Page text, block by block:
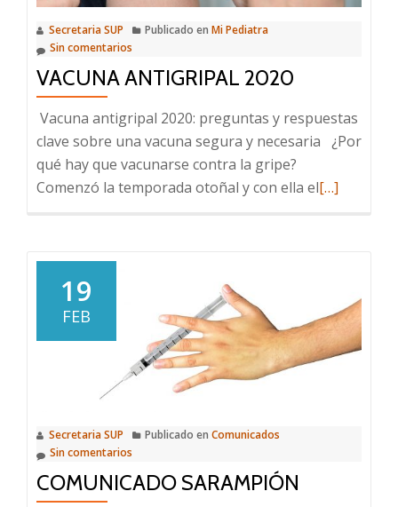
información
y
respuestas
ante
preguntas
frecuentes
Secretaria SUP Publicado en Mi Pediatra
Sin comentarios
VACUNA ANTIGRIPAL 2020
Vacuna antigripal 2020: preguntas y respuestas
clave sobre una vacuna segura y necesaria ¿Por
qué hay que vacunarse contra la gripe?
Comenzó la temporada otoñal y con ella elLeer
2020
[…]
19
FEB
Secretaria SUP Publicado en Comunicados
Sin comentarios
COMUNICADO SARAMPIÓN